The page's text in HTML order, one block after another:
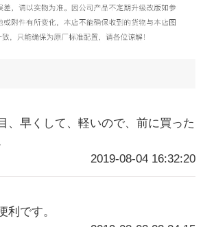
、早くして、軽いので、前に買った
2019-08-04 16:32:20
利です。